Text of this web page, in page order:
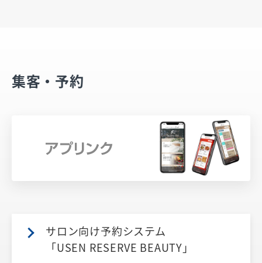
集客・予約
サロン向け予約システム
「USEN RESERVE BEAUTY」